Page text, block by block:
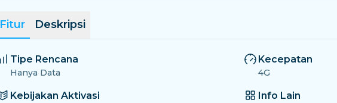
Fitur Deskripsi
Tipe Rencana
Hanya Data
Kebijakan Aktivasi
Kecepatan
4G
Info Lain